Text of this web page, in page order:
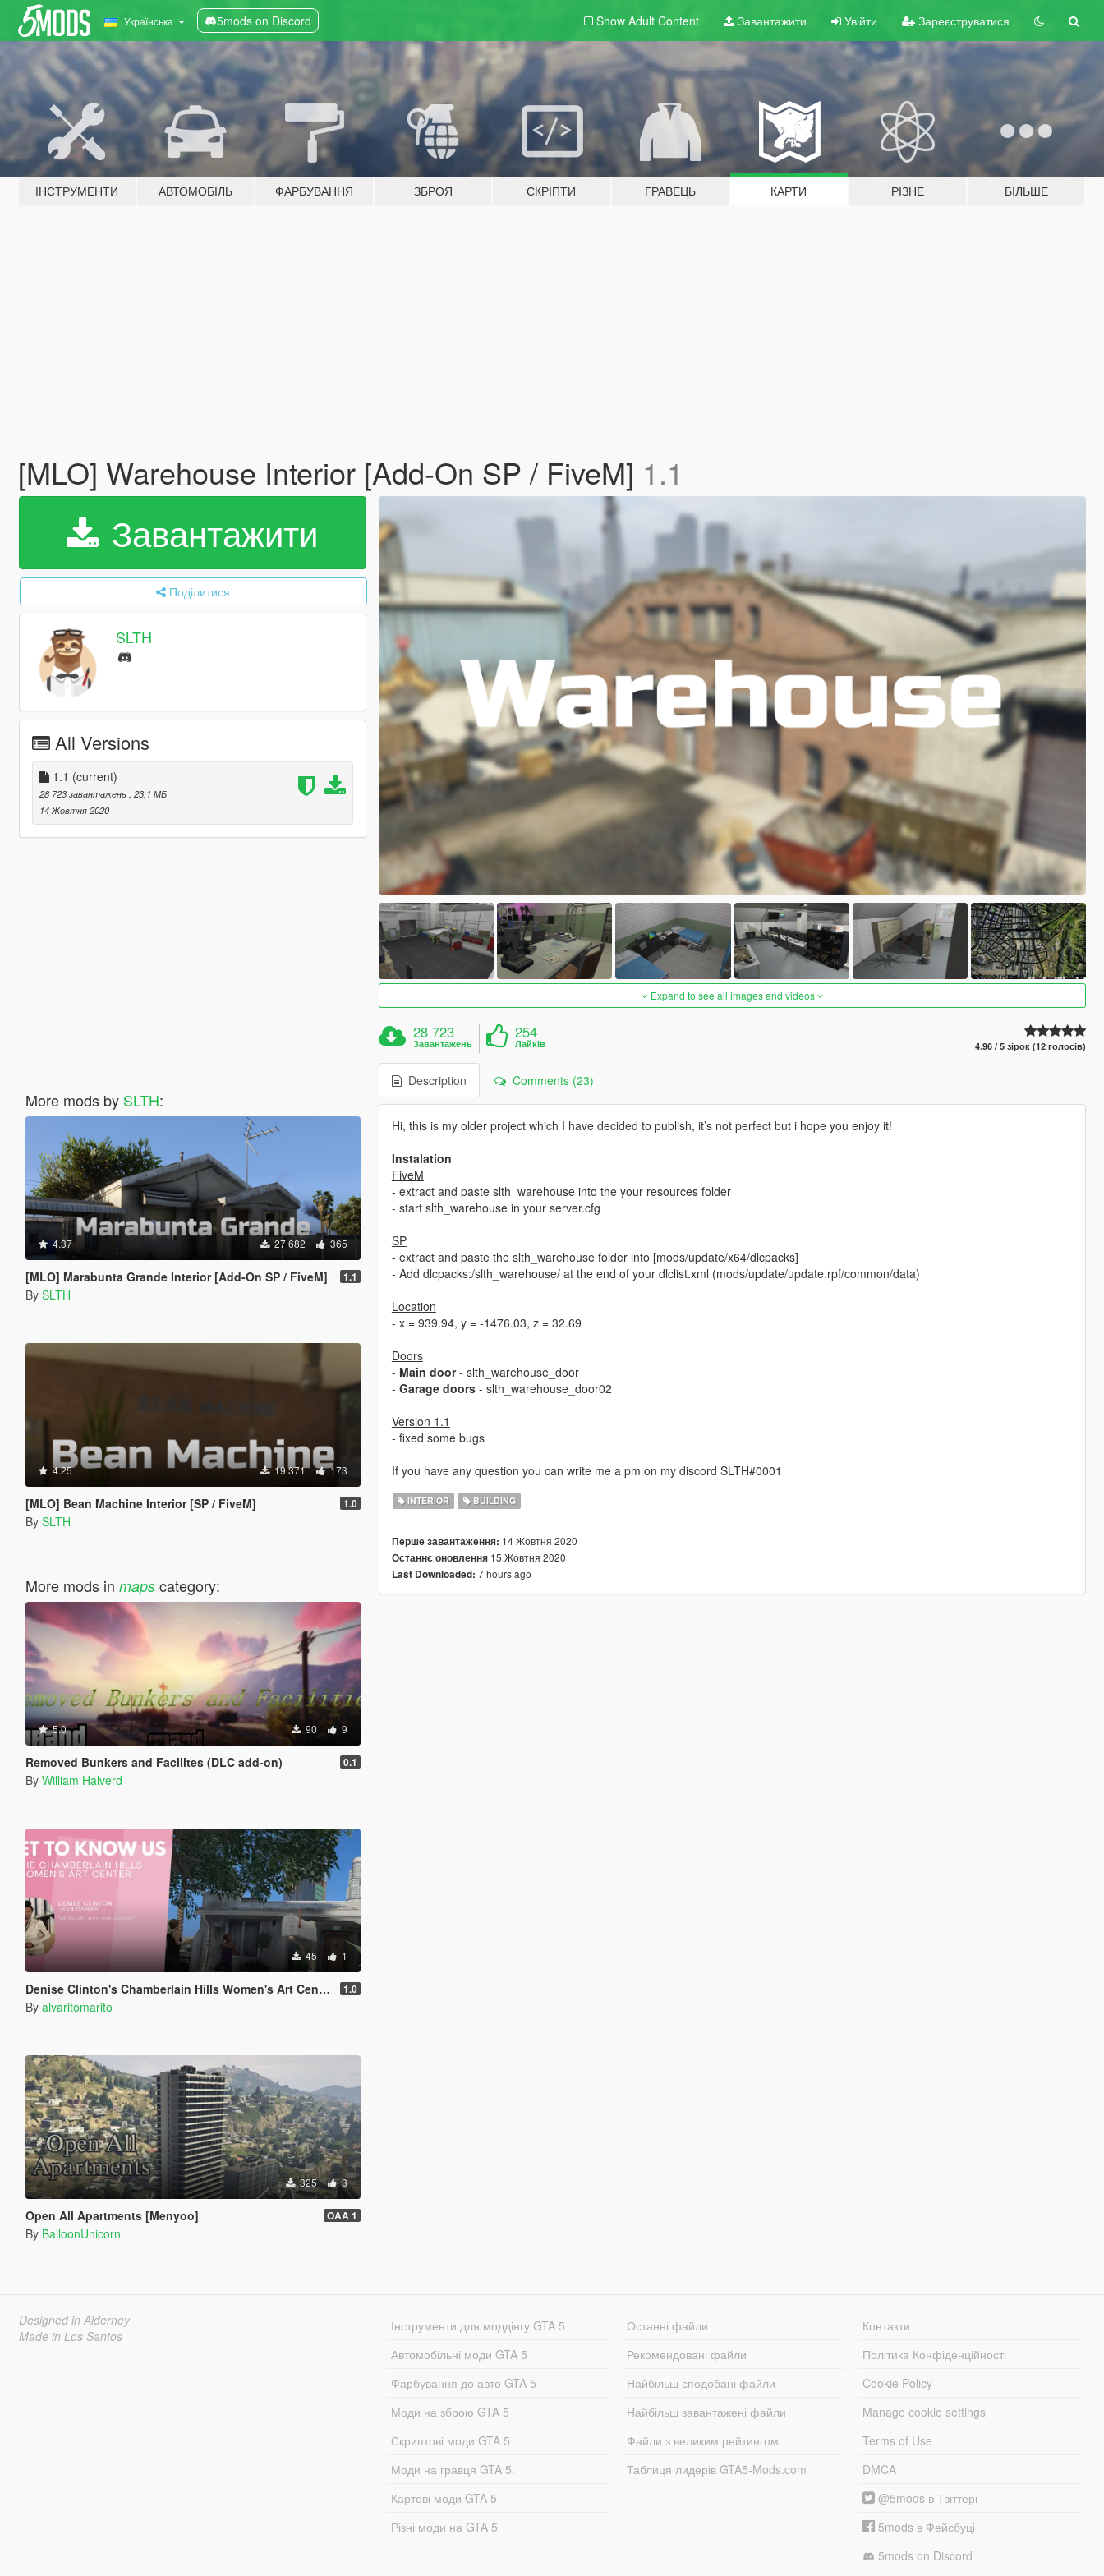
Українська 5mods on Discord Show Adult Content Завантажити Увійти Зареєструватися
ІНСТРУМЕНТИ АВТОМОБІЛЬ ФАРБУВАННЯ ЗБРОЯ СКРІПТИ ГРАВЕЦЬ КАРТИ РІЗНЕ БІЛЬШЕ
[MLO] Warehouse Interior [Add-On SP / FiveM] 1.1
Завантажити
Поділитися
SLTH
All Versions
1.1 (current)
28 723 завантажень
, 23,1 МБ
14 Жовтня 2020
More mods by SLTH:
4.37 27 682 365
[MLO] Marabunta Grande Interior [Add-On SP / FiveM] 1.1
By SLTH
4.25 19 371 173
[MLO] Bean Machine Interior [SP / FiveM] 1.0
By SLTH
More mods in mapscategory:
5.0 90 9
Removed Bunkers and Facilites (DLC add-on) 0.1
By William Halverd
45 1
Denise Clinton's Chamberlain Hills Women's Art Center 1.0
By alvaritomarito
325 3
Open All Apartments [Menyoo] OAA 1
By BalloonUnicorn
Expand to see all images and videos
28 723
Завантажень
254
Лайків 4.96 / 5 зірок (12 голосів)
Description Comments (23)
Hi, this is my older project which I have decided to publish, it’s not perfect but i hope you enjoy it!
Instalation
FiveM
- extract and paste slth_warehouse into the your resources folder
- start slth_warehouse in your server.cfg
SP
- extract and paste the slth_warehouse folder into [mods/update/x64/dlcpacks]
- Add dlcpacks:/slth_warehouse/ at the end of your dlclist.xml (mods/update/update.rpf/common/data)
Location
- x = 939.94, y = -1476.03, z = 32.69
Doors
- Main door- slth_warehouse_door
- Garage doors- slth_warehouse_door02
Version 1.1
- fixed some bugs
If you have any question you can write me a pm on my discord SLTH#0001
INTERIOR BUILDING
Перше завантаження: 14 Жовтня 2020
Останнє оновлення15 Жовтня 2020
Last Downloaded: 7 hours ago
Designed in Alderney
Made in Los Santos
Інструменти для моддінгу GTA 5
Автомобільні моди GTA 5
Фарбування до авто GTA 5
Моди на зброю GTA 5
Скриптові моди GTA 5
Моди на гравця GTA 5.
Картові моди GTA 5
Різні моди на GTA 5
Останні файли
Рекомендовані файли
Найбільш сподобані файли
Найбільш завантажені файли
Файли з великим рейтингом
Таблиця лидерів GTA5-Mods.com
Контакти
Політика Конфіденційності
Cookie Policy
Manage cookie settings
Terms of Use
DMCA
@5mods в Твіттері
5mods в Фейсбуці
5mods on Discord